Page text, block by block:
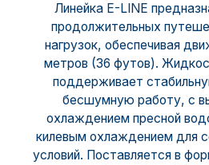
Линейка E-LINE
продолжительных
нагрузок, обеспечивая
метров (36 футов).
поддерживает
бесшумную работу, с
охлаждением пресной
килевым охлаждением для
условий. Поставляется в